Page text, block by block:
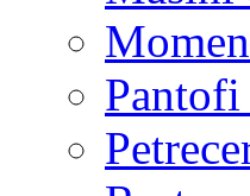
Pantofi